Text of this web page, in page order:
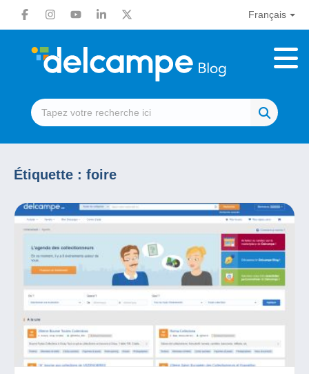
Français
Étiquette : foire